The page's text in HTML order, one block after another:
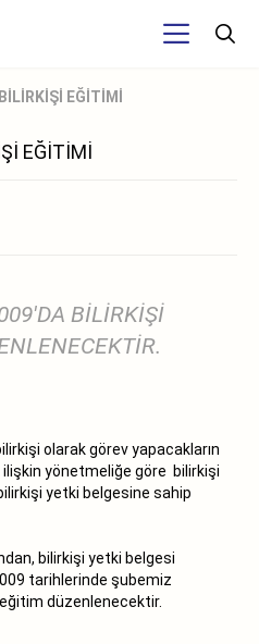
BİLİRKİŞİ EĞİTİMİ
EĞİTİMİ
BİLİRKİŞİ
olarak görev yapacakların
ilişkin yönetmeliğe göre bilirkişi
yetki belgesine sahip
bilirkişi yetki belgesi
tarihlerinde şubemiz
düzenlenecektir.